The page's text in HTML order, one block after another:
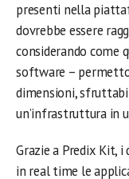
presenti nella
dovrebbe essere
considerando come
software –
dimensioni,
un’infrastruttura in
Grazie a Predix Kit,
in real time le